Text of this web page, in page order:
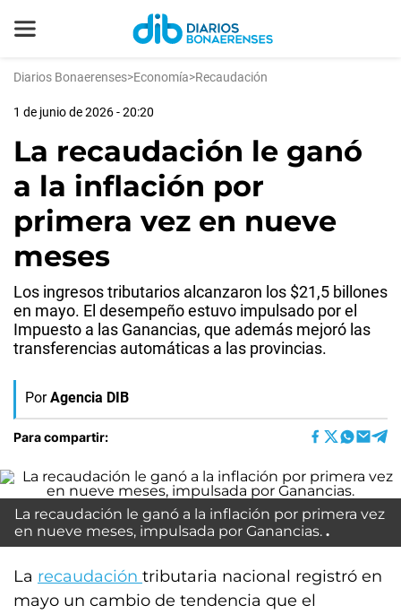
Diarios Bonaerenses>Economía>Recaudación
1 de junio de 2026 - 20:20
La recaudación le ganó
a la inflación por
primera vez en nueve
meses
Los ingresos tributarios alcanzaron los $21,5 billones
en mayo. El desempeño estuvo impulsado por el
Impuesto a las Ganancias, que además mejoró las
transferencias automáticas a las provincias.
Por Agencia DIB
Para compartir:
La recaudación le ganó a la inflación por primera vez
en nueve meses, impulsada por Ganancias.
La recaudación tributaria nacional registró en
mayo un cambio de tendencia que el